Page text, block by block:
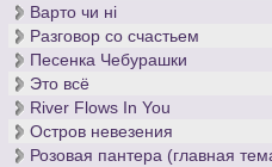
Варто чи нi
Разговор со счастьем
Песенка Чебурашки
Это всё
River Flows In You
Остров невезения
Розовая пантера (главная